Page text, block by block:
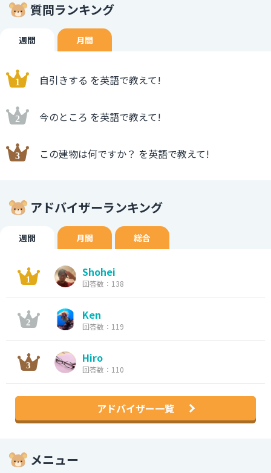
質問ランキング
週間 月間
自引きする を英語で教えて!
今のところ を英語で教えて!
この建物は何ですか？ を英語で教えて!
アドバイザーランキング
週間 月間 総合
Shohei
回答数：138
Ken
回答数：119
Hiro
回答数：110
アドバイザー一覧
メニュー